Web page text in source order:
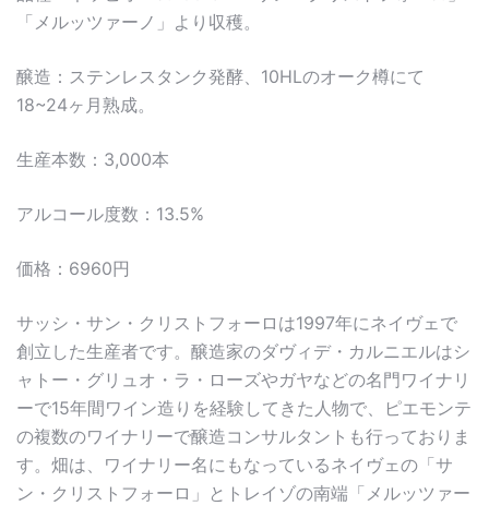
「メルッツァーノ」より収穫。
醸造：ステンレスタンク発酵、10HLのオーク樽にて
18~24ヶ月熟成。
生産本数：3,000本
アルコール度数：13.5%
価格：6960円
サッシ・サン・クリストフォーロは1997年にネイヴェで
創立した生産者です。醸造家のダヴィデ・カルニエルはシ
ャトー・グリュオ・ラ・ローズやガヤなどの名門ワイナリ
ーで15年間ワイン造りを経験してきた人物で、ピエモンテ
の複数のワイナリーで醸造コンサルタントも行っておりま
す。畑は、ワイナリー名にもなっているネイヴェの「サ
ン・クリストフォーロ」とトレイゾの南端「メルッツァー